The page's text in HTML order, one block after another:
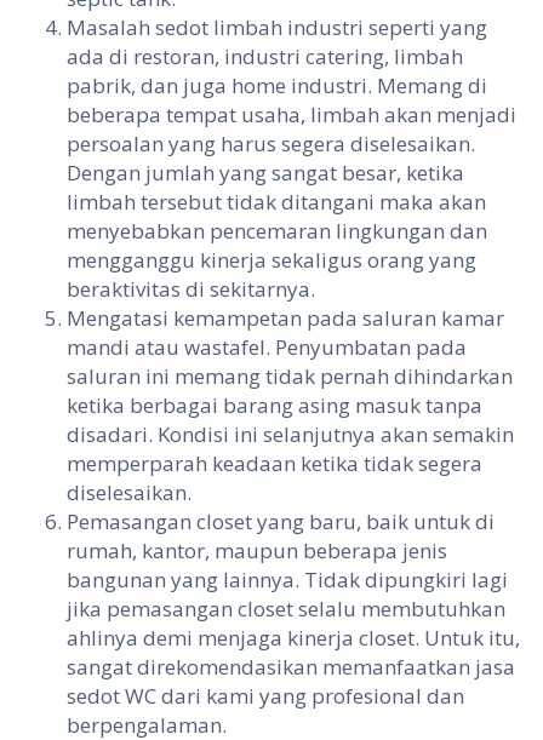
Masalah sedot limbah industri seperti yang
ada di restoran, industri catering, limbah
pabrik, dan juga home industri. Memang di
beberapa tempat usaha, limbah akan menjadi
persoalan yang harus segera diselesaikan.
Dengan jumlah yang sangat besar, ketika
limbah tersebut tidak ditangani maka akan
menyebabkan pencemaran lingkungan dan
mengganggu kinerja sekaligus orang yang
beraktivitas di sekitarnya.
Mengatasi kemampetan pada saluran kamar
mandi atau wastafel. Penyumbatan pada
saluran ini memang tidak pernah dihindarkan
ketika berbagai barang asing masuk tanpa
disadari. Kondisi ini selanjutnya akan semakin
memperparah keadaan ketika tidak segera
diselesaikan.
Pemasangan closet yang baru, baik untuk di
rumah, kantor, maupun beberapa jenis
bangunan yang lainnya. Tidak dipungkiri lagi
jika pemasangan closet selalu membutuhkan
ahlinya demi menjaga kinerja closet. Untuk itu,
sangat direkomendasikan memanfaatkan jasa
sedot WC dari kami yang profesional dan
berpengalaman.